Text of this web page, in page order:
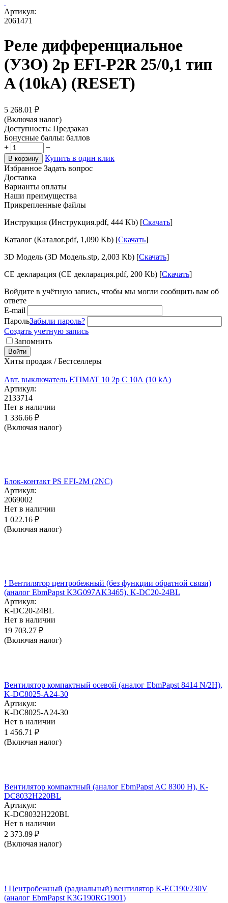
Артикул:
2061471
Реле дифференциальное
(УЗО) 2р EFI-P2R 25/0,1 тип
A (10kA) (RESET)
5 268.01 ₽
(Включая налог)
Доступность: Предзаказ
Бонусные баллы: баллов
+
−
В корзину
Купить в один клик
Избранное Задать вопрос
Доставка
Варианты оплаты
Наши преимущества
Прикрепленные файлы
Инструкция (Инструкция.pdf, 444 Kb) [Скачать]
Каталог (Каталог.pdf, 1,090 Kb) [Скачать]
3D Модель (3D Модель.stp, 2,003 Kb) [Скачать]
CE декларация (CE декларация.pdf, 200 Kb) [Скачать]
Войдите в учётную запись, чтобы мы могли сообщить вам об
ответе
E-mail
ПарольЗабыли пароль?
Создать учетную запись
Запомнить
Войти
Хиты продаж / Бестселлеры
Авт. выключатель ETIMAT 10 2p C 10А (10 kA)
Артикул:
2133714
Нет в наличии
1 336.66 ₽
(Включая налог)
Блок-контакт PS EFI-2M (2NC)
Артикул:
2069002
Нет в наличии
1 022.16 ₽
(Включая налог)
! Вентилятор центробежный (без функции обратной связи)
(аналог EbmPapst K3G097AK3465), K-DC20-24BL
Артикул:
K-DC20-24BL
Нет в наличии
19 703.27 ₽
(Включая налог)
Вентилятор компактный осевой (аналог EbmPapst 8414 N/2H),
K-DC8025-A24-30
Артикул:
K-DC8025-A24-30
Нет в наличии
1 456.71 ₽
(Включая налог)
Вентилятор компактный (аналог EbmPapst AC 8300 H), K-
DC8032H220BL
Артикул:
K-DC8032H220BL
Нет в наличии
2 373.89 ₽
(Включая налог)
! Центробежный (радиальный) вентилятор K-EC190/230V
(аналог EbmPapst K3G190RG1901)